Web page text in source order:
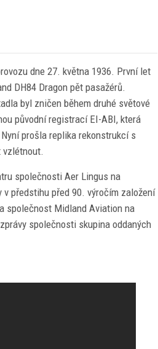
dne 27. května 1936. První let
DH84 Dragon pět pasažérů.
byl zničen během druhé světové
původní registrací EI-ABI, která
prošla replika rekonstrukcí s
vzlétnout.
společnosti Aer Lingus na
předstihu před 90. výročím založení
společnost Midland Aviation na
společnosti skupina oddaných